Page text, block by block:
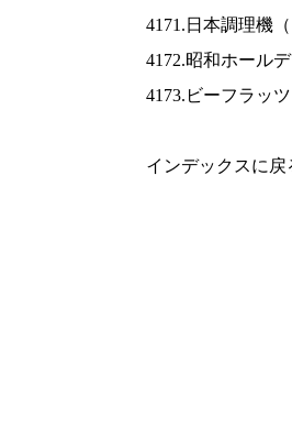
4171.日本調理機（
4172.昭和ホール
4173.ビーフラッ
インデックスに戻